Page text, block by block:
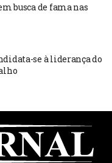
busca de fama nas
se à liderança do